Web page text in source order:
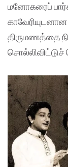
மனோகரைப்
திருமணத்தை
சொல்லிவிட்டுச்